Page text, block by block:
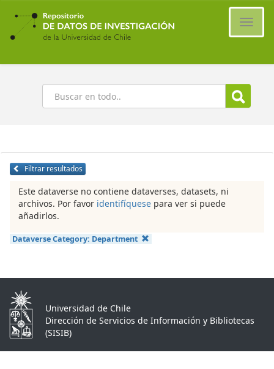
Ir
contenido
principal
Buscar
Filtrar resultados
Este dataverse no contiene dataverses, datasets, ni
archivos. Por favor identifíquese para ver si puede
añadirlos.
Dataverse Category: Department
Universidad de Chile
Dirección de Servicios de Información y Bibliotecas
(SISIB)